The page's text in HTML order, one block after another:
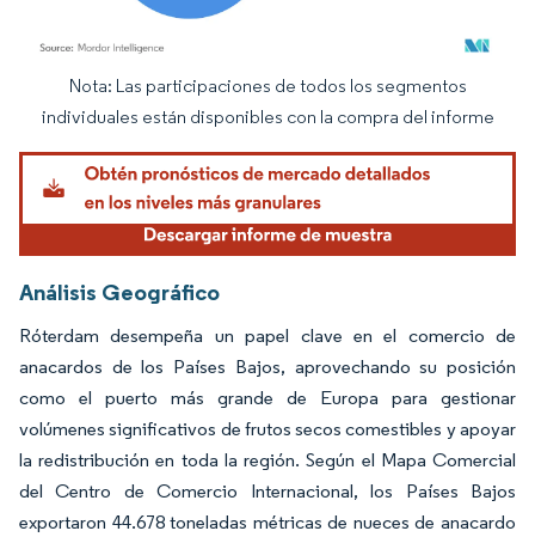
Imagen © Mordor Intelligence. El uso requiere atribución según CC BY 4.0.
Nota: Las participaciones de todos los segmentos
individuales están disponibles con la compra del informe
Análisis Geográfico
Róterdam desempeña un papel clave en el comercio de
anacardos de los Países Bajos, aprovechando su posición
como el puerto más grande de Europa para gestionar
volúmenes significativos de frutos secos comestibles y apoyar
la redistribución en toda la región. Según el Mapa Comercial
del Centro de Comercio Internacional, los Países Bajos
exportaron 44.678 toneladas métricas de nueces de anacardo